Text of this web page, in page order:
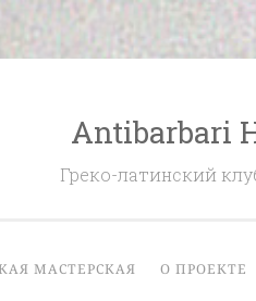
Antibarbari
Греко-латинский
МАСТЕРСКАЯ О ПРОЕКТЕ